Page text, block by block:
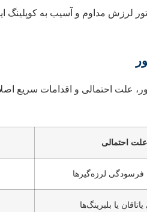
لرزش مداوم و آسیب به کوپلینگ
علت احتمالی و اقدامات سریع
علت احتمالی
فرسودگی لرزه‌گیرها
یا بلبرینگ‌ها